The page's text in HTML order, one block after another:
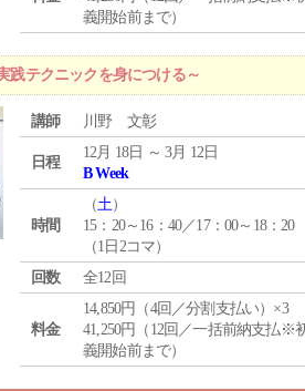
義開始前まで）
テクニックを身につける～
講師 川野 文彰
日程
12月 18日 ～ 3月 12日
B Week
時間
（土）
15：20～16：40／17：00～18：20
（1日2コマ）
回数
全12回
料金
14,850円（4回／分割支払い）×3
41,250円（12回／一括前納支払※
義開始前まで）